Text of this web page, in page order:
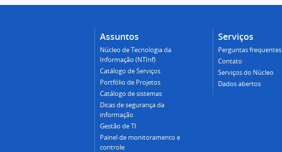
Assuntos
Núcleo de Tecnologia da
Informação (NTInf)
Catálogo de Serviços
Portfólio de Projetos
Catálogo de sistemas
Dicas de segurança da
informação
Gestão de TI
Painel de monitoramento e
controle
Serviços
Perguntas frequentes
Contato
Serviços do Núcleo
Dados abertos